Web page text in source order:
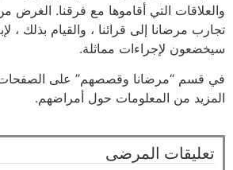
والعلاقات التي أقاموها مع فرقنا. الغرض
تجارب مرضانا إلى قرائنا ، والقيام بذلك ،
سيخضعون لإجراءات مماثلة.
في قسم “مرضانا وقصصهم” على الصفحات
المزيد من المعلومات حول أمراضهم.
تعليقات المرضى